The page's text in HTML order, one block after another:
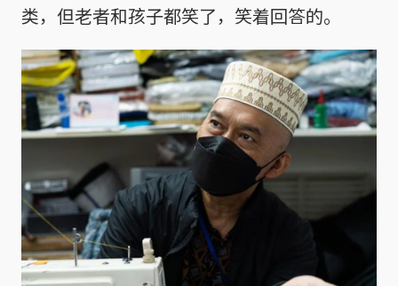
类，但老者和孩子都笑了，笑着回答的。